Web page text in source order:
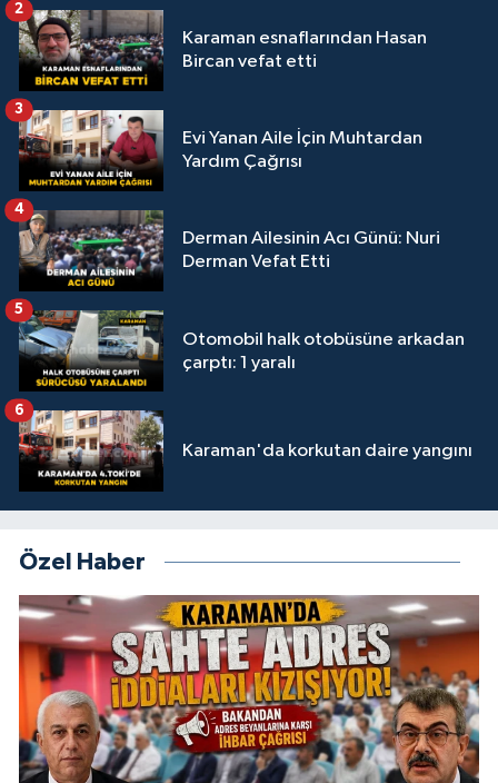
Karaman esnaflarından Hasan
Bircan vefat etti
2
Evi Yanan Aile İçin Muhtardan
Yardım Çağrısı
3
Derman Ailesinin Acı Günü: Nuri
Derman Vefat Etti
4
Otomobil halk otobüsüne arkadan
çarptı: 1 yaralı
5
Karaman'da korkutan daire yangını
6
Özel Haber